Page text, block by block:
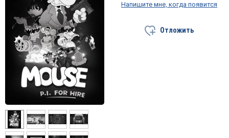
Напишите мне, когда появится
Отложить